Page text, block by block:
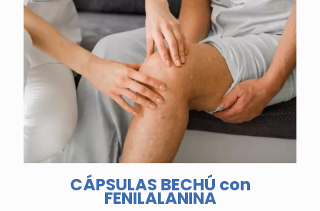
CÁPSULAS BECHÚ con
FENILALANINA